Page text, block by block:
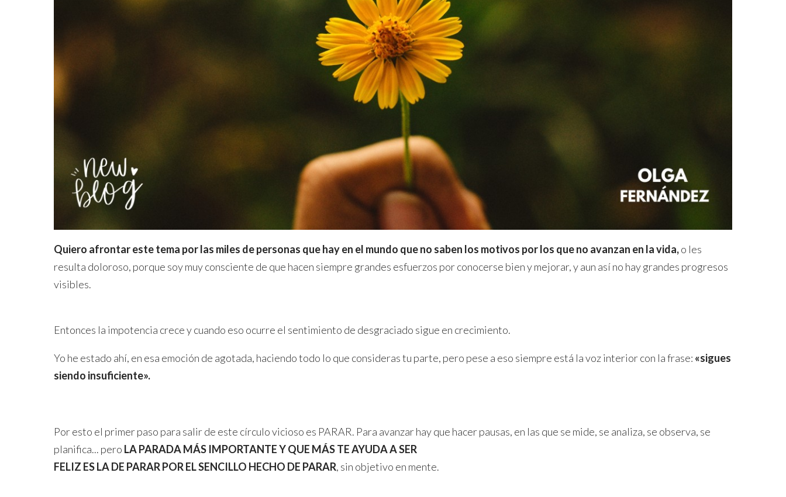
Quiero afrontar este tema por las miles de personas que hay en el mundo que no saben los motivos por los que no avanzan en la vida,o les
resulta doloroso, porque soy muy consciente de que hacen siempre grandes esfuerzos por conocerse bien y mejorar, y aun así no hay grandes progresos
visibles.
Entonces la impotencia crece y cuando eso ocurre el sentimiento de desgraciado sigue en crecimiento.
Yo he estado ahí, en esa emoción de agotada, haciendo todo lo que consideras tu parte, pero pese a eso siempre está la voz interior con la frase: «sigues
siendo insuficiente».
Por esto el primer paso para salir de este círculo vicioso es PARAR. Para avanzar hay que hacer pausas, en las que se mide, se analiza, se observa, se
planifica... pero LA PARADA MÁS IMPORTANTE Y QUE MÁS TE AYUDA A SER
FELIZ ES LA DE PARAR POR EL SENCILLO HECHO DE PARAR, sin objetivo en mente.